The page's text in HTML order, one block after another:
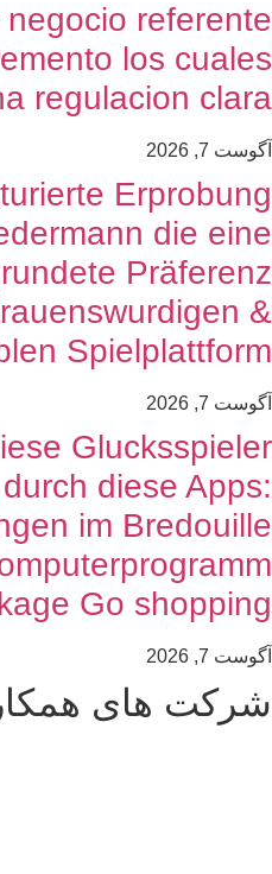
negocio
los
regulacion
7, 2026
die
7, 2026
diese
im
Go
7, 2026
های همکار